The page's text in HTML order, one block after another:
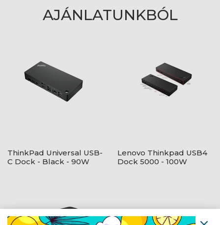
AJÁNLATUNKBÓL
ThinkPad Universal USB-
C Dock - Black - 90W
Lenovo Thinkpad USB4
Dock 5000 - 100W